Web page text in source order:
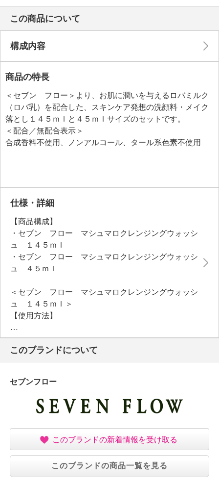
この商品について
構成内容
商品の特長
＜セブン フロー＞より、お肌に潤いを与えるロバミルク
（ロバ乳）を配合した、スキンケア発想の洗顔料・メイク
落とし１４５ｍｌと４５ｍｌサイズのセットです。
＜配合／無配合表示＞
合成香料不使用、ノンアルコール、タール系色素不使用
仕様・詳細
【商品構成】
・セブン フロー マシュマロクレンジングウォッシ
ュ １４５ｍｌ
・セブン フロー マシュマロクレンジングウォッシ
ュ ４５ｍｌ
＜セブン フロー マシュマロクレンジングウォッシ
ュ １４５ｍｌ＞
【使用方法】
・手や顔をぬらさず、泡を３〜４プッシュ（しっかり
メイクは６プッシュ）をメイクとよくなじませ、ぬる
ま湯または水で洗い流します。
・ウォータープルーフマスカラやジェルアイライナー
事前にポイントリムーバーで落としてください。
【全成分】
・水、ＤＰＧ、グリセリン、ラウリルヒドロキシスル
グリコール、マルチトール、ラウリルグルコシド、ロ
バ乳、ラ ウリン酸ポリグリセリル−１０、コカミドＤ
ＥＡ、ヤシ脂肪酸Ｋ、ラウリン酸ＰＥＧ−８０ソルビ
このブランドについて
セブンフロー
このブランドの新着情報を受け取る
このブランドの商品一覧を見る